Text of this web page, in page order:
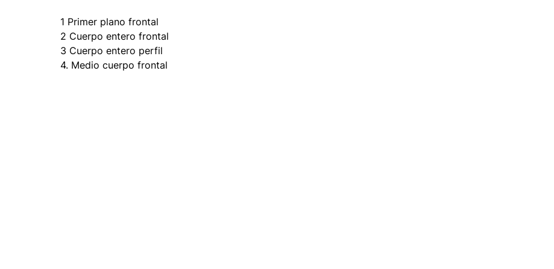
1 Primer plano frontal
2 Cuerpo entero frontal
3 Cuerpo entero perfil
4. Medio cuerpo frontal